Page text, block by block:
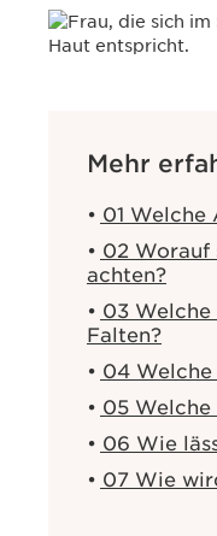
Mehr
01 Welche
02 Worauf
achten?
03 Welche
Falten?
04
05
06 Wie
07 Wie